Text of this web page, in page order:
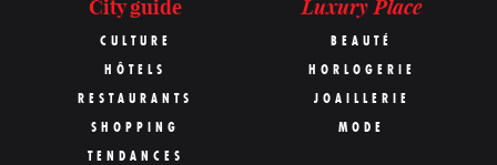
City guide
CULTURE
HÔTELS
RESTAURANTS
SHOPPING
TENDANCES
Luxury Place
BEAUTÉ
HORLOGERIE
JOAILLERIE
MODE